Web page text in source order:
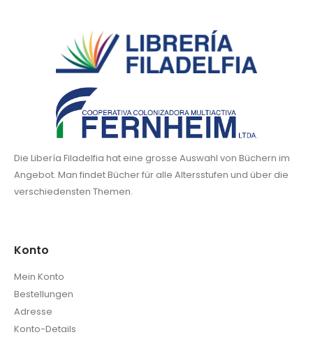
Die Libería Filadelfia hat eine grosse Auswahl von Büchern im
Angebot. Man findet Bücher für alle Altersstufen und über die
verschiedensten Themen.
Konto
Mein Konto
Bestellungen
Adresse
Konto-Details